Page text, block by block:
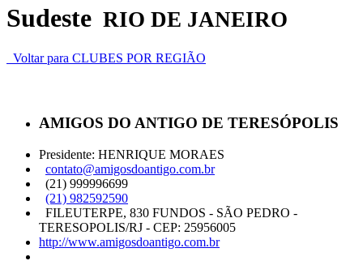
Sudeste RIO DE JANEIRO
Voltar para CLUBES POR REGIÃO
AMIGOS DO ANTIGO DE TERESÓPOLIS
Presidente: HENRIQUE MORAES
contato@amigosdoantigo.com.br
(21) 999996699
(21) 982592590
FILEUTERPE, 830 FUNDOS - SÃO PEDRO -
TERESOPOLIS/RJ - CEP: 25956005
http://www.amigosdoantigo.com.br